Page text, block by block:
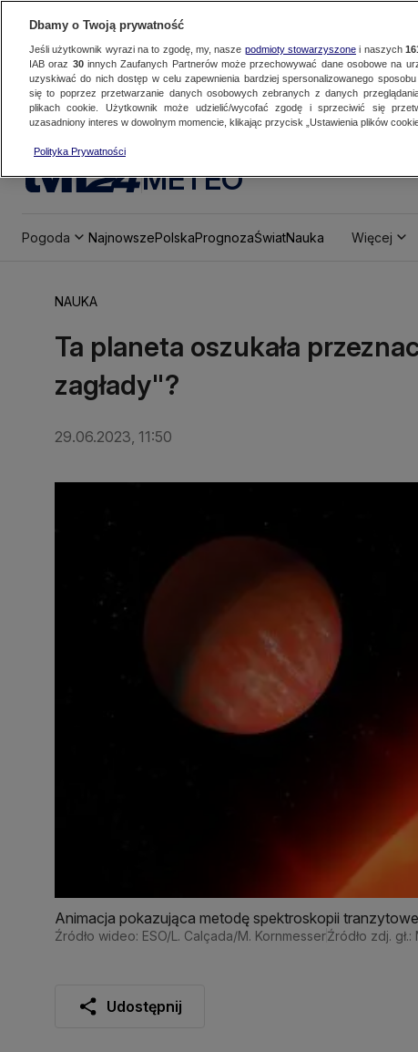
METEO
Pogoda NajnowszePolskaPrognozaŚwiatNauka Więcej
NAUKA
Ta planeta oszukała
zagłady"?
29.06.2023, 11:50
Animacja pokazująca metodę spektroskopii
Źródło wideo: ESO/L. Calçada/M. KornmesserŹródło zdj.
Udostępnij
Dbamy o Twoją prywatność
Jeśli użytkownik wyrazi na to zgodę, my, nasze podmioty stowarzyszonei naszych
IAB oraz 30innych Zaufanych Partnerów może przechowywać dane osobowe na
uzyskiwać do nich dostęp w celu zapewnienia bardziej spersonalizowanego
się to poprzez przetwarzanie danych osobowych zebranych z danych
plikach cookie. Użytkownik może udzielić/wycofać zgodę i sprzeciwić się
uzasadniony interes w dowolnym momencie, klikając przycisk „Ustawienia plików cookie
Polityka Prywatności